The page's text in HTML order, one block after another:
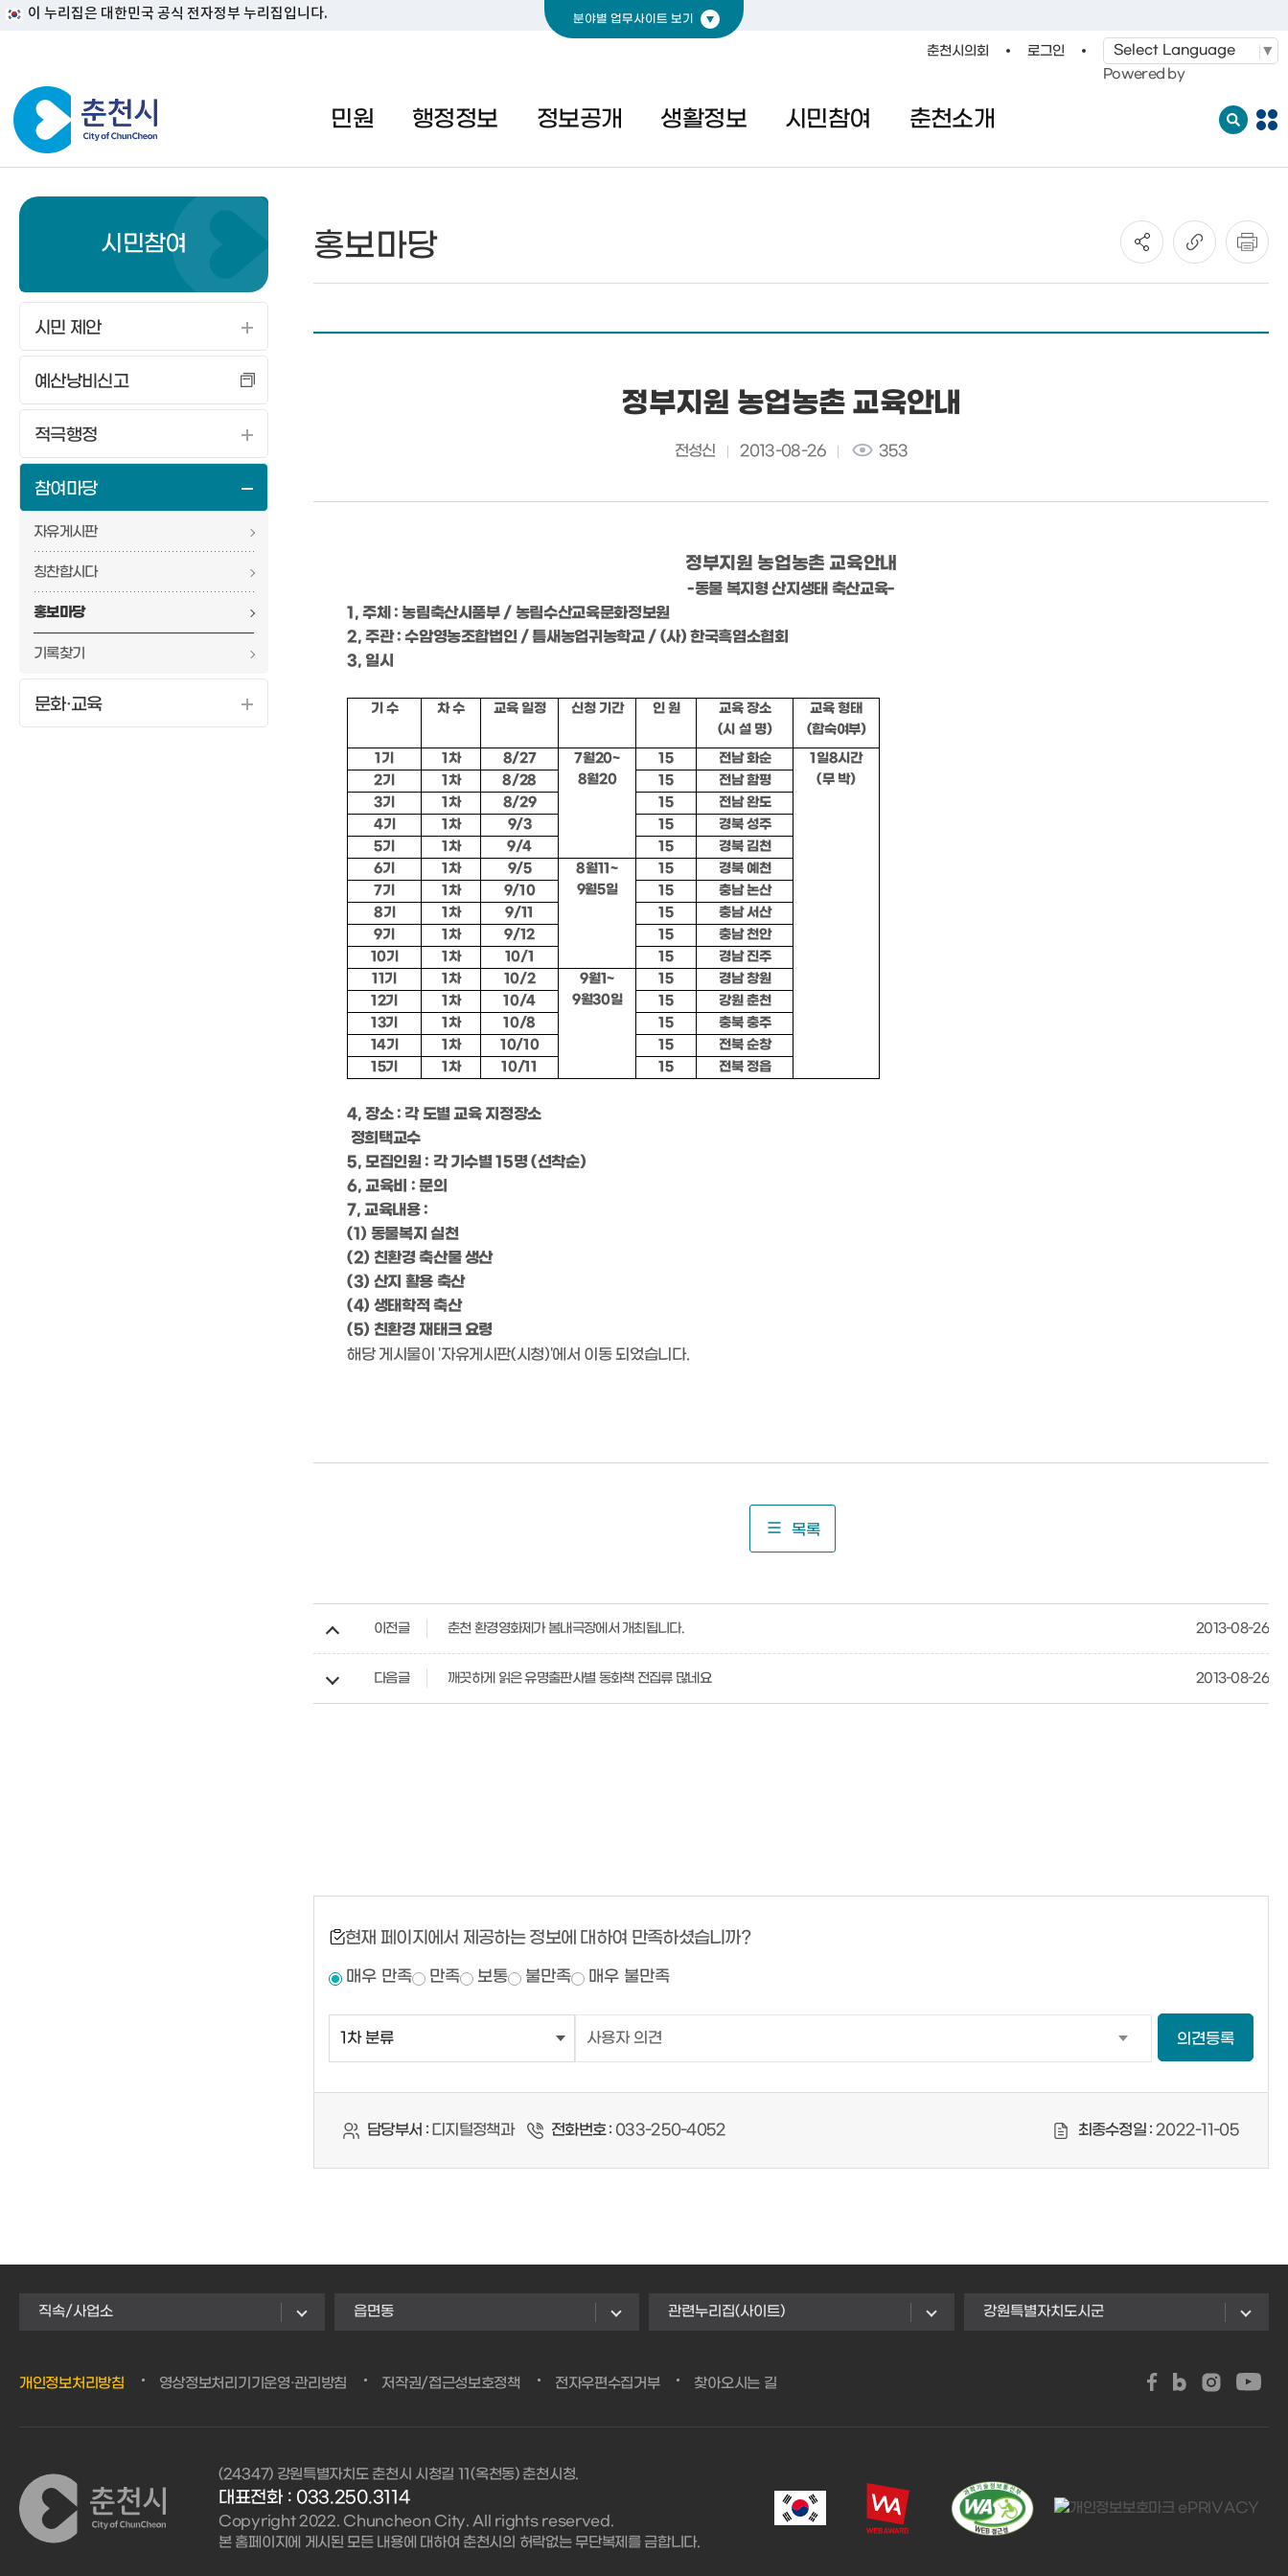
관광 춘천시청
분야별 업무사이트 보기
이 누리집은 대한민국 공식 전자정부 누리집입니다.
춘천시의회
로그인
Powered by
민원 행정정보 정보공개 생활정보 시민참여 춘천소개
전
시민참여
시민 제안
예산낭비신고
적극행정
참여마당
자유게시판
칭찬합시다
홍보마당
기록찾기
문화·교육
홍보마당
정부지원 농업농촌 교육안내
전성신 2013-08-26 353
정부지원 농업농촌 교육안내
-동물 복지형 산지생태 축산교육-
1, 주체 : 농림축산시품부 / 농림수산교육문화정보원
2, 주관 : 수암영농조합법인 / 틈새농업귀농학교 / (사) 한국흑염소협회
3, 일시
기 수 차 수 교육 일정 신청 기간 인 원
교육 장소
(시 설 명)
교육 형태
(합숙여부)
1기
1차 8/27
7월20~
8월20
15 전남 화순
1일8시간
(무 박)
2기 1차 8/28 15
전남 함평
3기
1차 8/29 15
전남 완도
4기
1차 9/3 15
경북 성주
5기
1차 9/4 15
경북 김천
6기
1차 9/5
8월11~
9월5일
15
경북 예천
7기
1차 9/10 15
충남 논산
8기
1차 9/11 15
충남 서산
9기
1차 9/12 15
충남 천안
10기
1차 10/1 15
경남 진주
11기
1차 10/2
9월1~
9월30일
15
경남 창원
12기
1차 10/4 15
강원 춘천
13기
1차 10/8 15
충북 충주
14기
1차 10/10 15
전북 순창
15기
1차 10/11 15 전북 정읍
4, 장소 : 각 도별 교육 지정장소
정희택교수
5, 모집인원 : 각 기수별 15명 (선착순)
6, 교육비 : 문의
7, 교육내용 :
(1) 동물복지 실천
(2) 친환경 축산물 생산
(3) 산지 활용 축산
(4) 생태학적 축산
(5) 친환경 재태크 요령
해당 게시물이 '자유게시판(시청)'에서 이동 되었습니다.
목록
이전글 춘천 환경영화제가 봄내극장에서 개최됩니다. 2013-08-26
다음글 깨끗하게 읽은 유명출판사별 동화책 전집류 많네요 2013-08-26
현재 페이지에서 제공하는 정보에 대하여 만족하셨습니까?
매우 만족 만족 보통 불만족 매우 불만족
의견등록
담당부서 :디지털정책과 전화번호 : 033-250-4052 최종수정일 : 2022-11-05
직속/사업소 읍면동 관련누리집(사이트) 강원특별자치도시군
개인정보처리방침 영상정보처리기기운영·관리방침 저작권/접근성보호정책 전자우편수집거부 찾아오시는 길
(24347) 강원특별자치도 춘천시 시청길 11(옥천동) 춘천시청.
대표전화 : 033.250.3114
Copyright 2022. Chuncheon City. All rights reserved.
본 홈페이지에 게시된 모든 내용에 대하여 춘천시의 허락없는 무단복제를 금합니다.